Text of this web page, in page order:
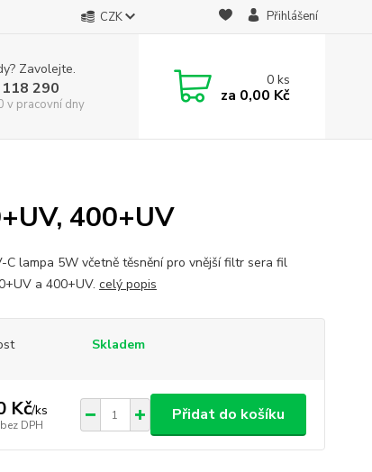
CZK Přihlášení
Zavolejte.
290
v pracovní dny
0ks
za 0,00 Kč
400+UV
C lampa 5W včetně těsnění pro vnější filtr sera fil
a 400+UV. celý popis
Skladem
Kč/ks
bez DPH
Přidat do košíku